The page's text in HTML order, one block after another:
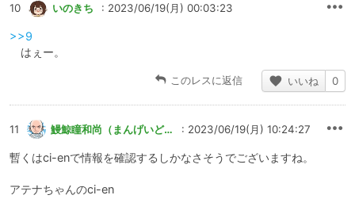
10 いのきち : 2023/06/19(月) 00:03:23
>>9
はぇー。
このレスに返信 いいね 0
11 鰻鯨瞳和尚（まんげいどうかずなお） : 2023/06/19(月) 10:24:27
暫くはci-enで情報を確認するしかなさそうでございますね。
アテナちゃんのci-en